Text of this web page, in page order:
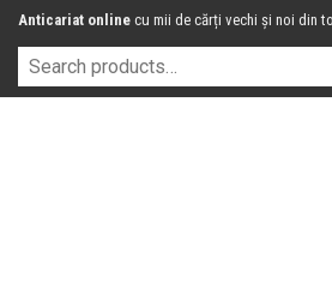
Anticariat online cu mii de cărți vechi și noi din